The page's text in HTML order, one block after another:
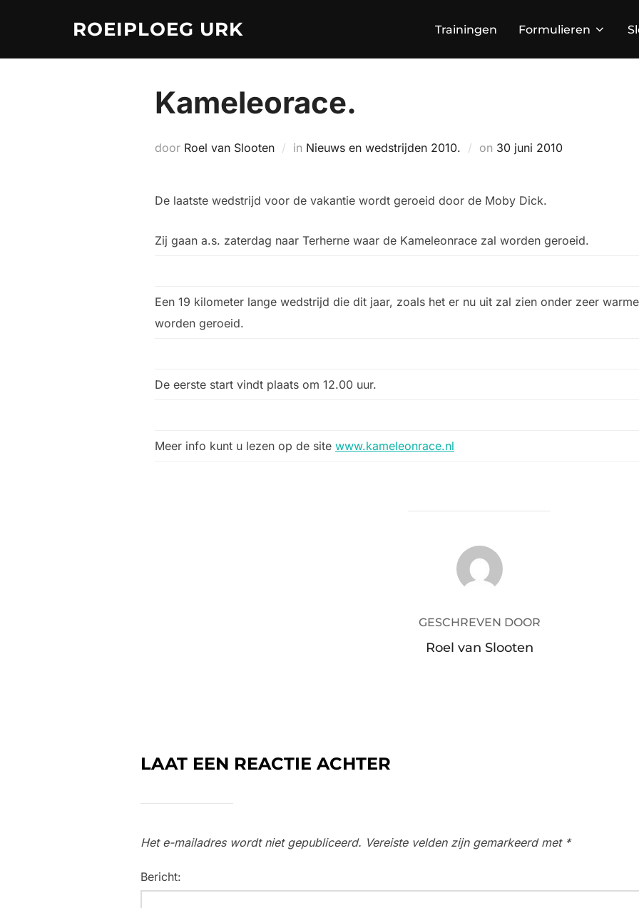
ROEIPLOEG URK Trainingen Formulieren
Kameleorace.
door Roel van Slooten in Nieuws en wedstrijden 2010. on Geplaatst
30 juni 2010
De laatste wedstrijd voor de vakantie wordt geroeid door de Moby Dick.
Zij gaan a.s. zaterdag naar Terherne waar de Kameleonrace zal worden geroeid.
Een 19 kilometer lange wedstrijd die dit jaar, zoals het er nu uit zal zien onder zeer
worden geroeid.
De eerste start vindt plaats om 12.00 uur.
Meer info kunt u lezen op de site www.kameleonrace.nl
BERICHTAUTEUR
GESCHREVEN DOOR
Roel van Slooten
LAAT EEN REACTIE ACHTER
Het e-mailadres wordt niet gepubliceerd. Vereiste velden zijn gemarkeerd met *
Bericht: